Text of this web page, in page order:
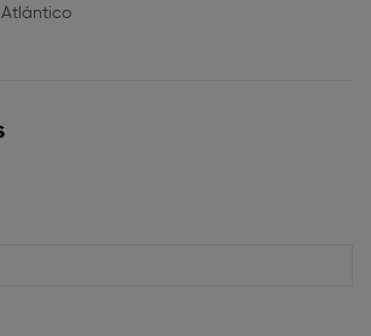
Atlántico